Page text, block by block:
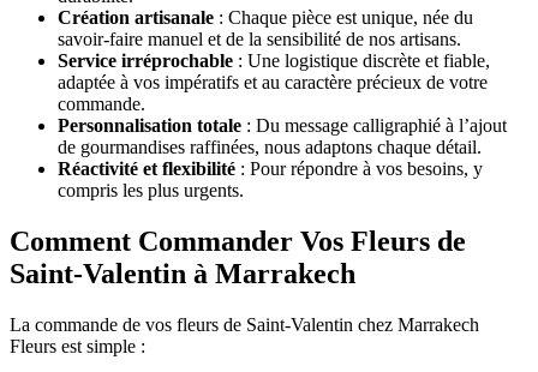
Création artisanale : Chaque pièce est unique, née du
savoir-faire manuel et de la sensibilité de nos artisans.
Service irréprochable : Une logistique discrète et fiable,
adaptée à vos impératifs et au caractère précieux de votre
commande.
Personnalisation totale : Du message calligraphié à l’ajout
de gourmandises raffinées, nous adaptons chaque détail.
Réactivité et flexibilité : Pour répondre à vos besoins, y
compris les plus urgents.
Comment Commander Vos Fleurs de
Saint-Valentin à Marrakech
La commande de vos fleurs de Saint-Valentin chez Marrakech
Fleurs est simple :